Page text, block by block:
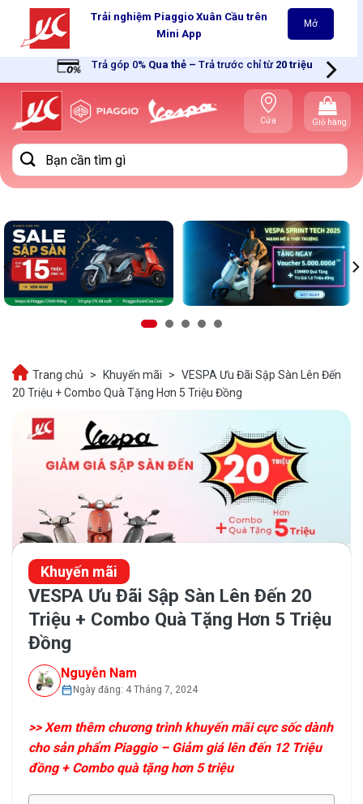
content
Trải nghiệm Piaggio Xuân Cầu trên
Mini App
Mở
Trả góp 0% Qua thẻ – Trả trước chỉ từ 20 triệu
Cửa
hàng gần
bạn
Giỏ hàng
Tìm
kiếm:
Trang chủ > Khuyến mãi > VESPA Ưu Đãi Sập Sàn Lên Đến
20 Triệu + Combo Quà Tặng Hơn 5 Triệu Đồng
Khuyến mãi
VESPA Ưu Đãi Sập Sàn Lên Đến 20
Triệu + Combo Quà Tặng Hơn 5 Triệu
Đồng
Nguyễn Nam
Ngày đăng: 4 Tháng 7, 2024
>> Xem thêm chương trình khuyến mãi cực sốc dành
cho sản phẩm Piaggio – Giảm giá lên đến 12 Triệu
đồng + Combo quà tặng hơn 5 triệu